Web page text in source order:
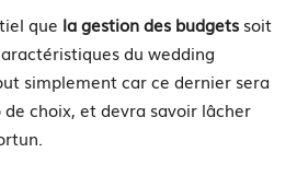
que la gestion des budgets soit
du wedding
simplement car ce dernier sera
choix, et devra savoir lâcher